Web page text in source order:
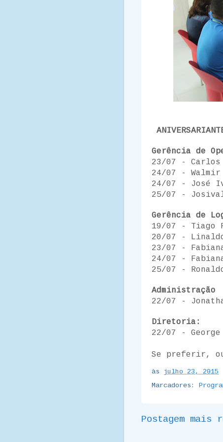
Gerência de
23/07 -
24/07 -
24/07 - José
25/07 -
Gerência de
19/07 - Tiago
20/07 -
23/07 -
24/07 -
25/07 -
Administração
22/07 -
Diretoria:
22/07 -
Se preferir,
às
julho 23, 2015
Marcadores:
Postagem mais